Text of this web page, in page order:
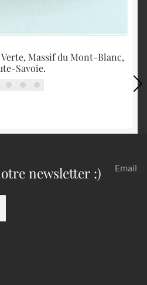
Massif du Mont-Blanc,
Savoie.
newsletter :) Email